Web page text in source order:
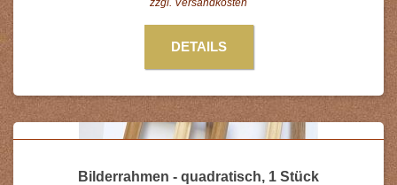
zzgl. Versandkosten
DETAILS
Bilderrahmen - quadratisch, 1 Stück